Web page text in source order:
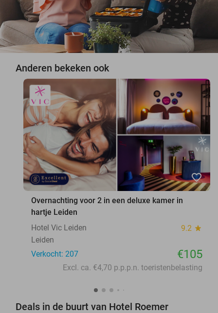
Anderen bekeken ook
favorite_border
Overnachting voor 2 in een deluxe kamer in
hartje Leiden
Hotel Vic Leiden
9.2 star
Leiden
Verkocht: 207
€105
Excl. ca. €4,70 p.p.p.n. toeristenbelasting
Deals in de buurt van Hotel Roemer